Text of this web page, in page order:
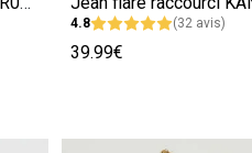
4.8 (32 avis)
39.99€